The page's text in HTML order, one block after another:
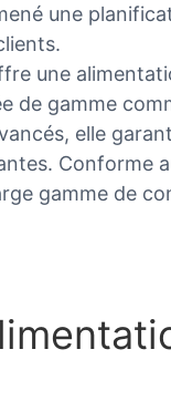
une
une
de gamme
elle
Conforme
gamme de